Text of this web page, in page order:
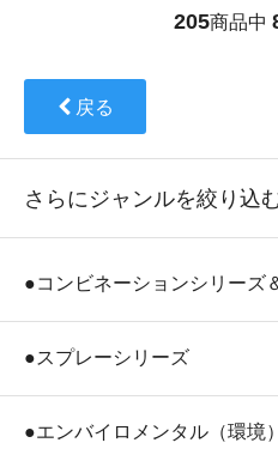
205商品中
戻る
さらにジャンルを絞り込
●コンビネーションシリーズ
●スプレーシリーズ
●エンバイロメンタル（環境